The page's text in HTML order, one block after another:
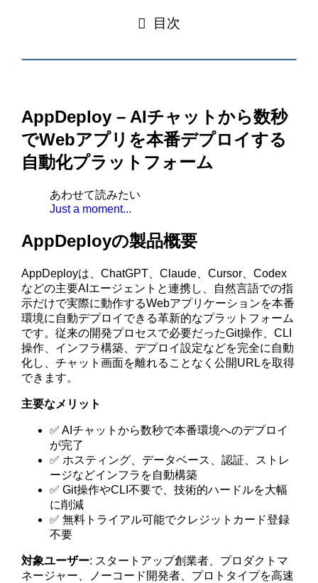
目次
AppDeploy – AIチャットから数秒
でWebアプリを本番デプロイする
自動化プラットフォーム
あわせて読みたい
Just a moment...
AppDeployの製品概要
AppDeployは、ChatGPT、Claude、Cursor、Codex
などの主要AIエージェントと連携し、自然言語での指
示だけで実際に動作するWebアプリケーションを本番
環境に自動デプロイできる革新的なプラットフォーム
です。従来の開発プロセスで必要だったGit操作、CLI
操作、インフラ構築、デプロイ設定などを完全に自動
化し、チャット画面を離れることなく公開URLを取得
できます。
主要なメリット
✅ AIチャットから数秒で本番環境へのデプロイ
が完了
✅ ホスティング、データベース、認証、ストレ
ージなどインフラを自動構築
✅ Git操作やCLI不要で、技術的ハードルを大幅
に削減
✅ 無料トライアル可能でクレジットカード登録
不要
対象ユーザー: スタートアップ創業者、プロダクトマ
ネージャー、ノーコード開発者、プロトタイプを高速